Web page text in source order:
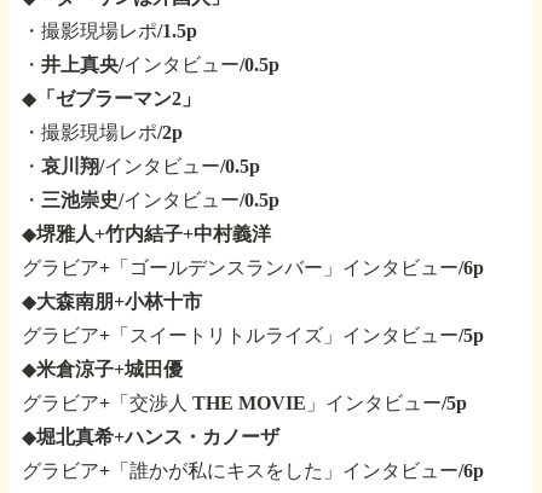
・撮影現場レポ/1.5p
・ 井上真央/インタビュー/0.5p
◆ 「ゼブラーマン2」
・撮影現場レポ/2p
・ 哀川翔/インタビュー/0.5p
・ 三池崇史/インタビュー/0.5p
◆堺雅人+竹内結子+中村義洋
グラビア+「ゴールデンスランバー」インタビュー/6p
◆大森南朋+小林十市
グラビア+「スイートリトルライズ」インタビュー/5p
◆米倉涼子+城田優
グラビア+「交渉人 THE MOVIE」インタビュー/5p
◆堀北真希+ハンス・カノーザ
グラビア+「誰かが私にキスをした」インタビュー/6p